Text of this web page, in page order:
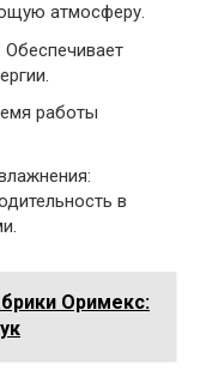
атмосферу.
работы
в
Оримекс: